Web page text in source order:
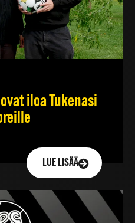
iloa Tukenasi
LUE LISÄÄ